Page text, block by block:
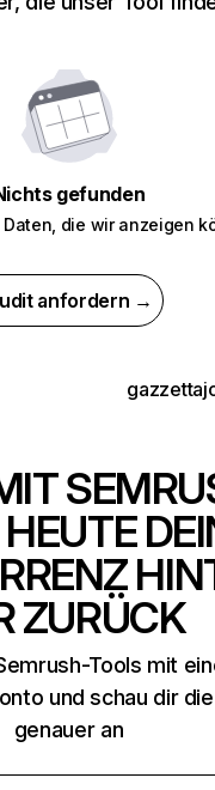
gefunden
die wir anzeigen
anfordern →
ZURÜCK
Tools mit
und schau dir
genauer an